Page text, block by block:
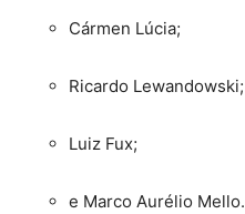
Cármen Lúcia;
Ricardo Lewandowski;
Luiz Fux;
e Marco Aurélio Mello.